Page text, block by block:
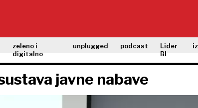
zeleno i
digitalno
unplugged podcast
Lider
BI
javne nabave